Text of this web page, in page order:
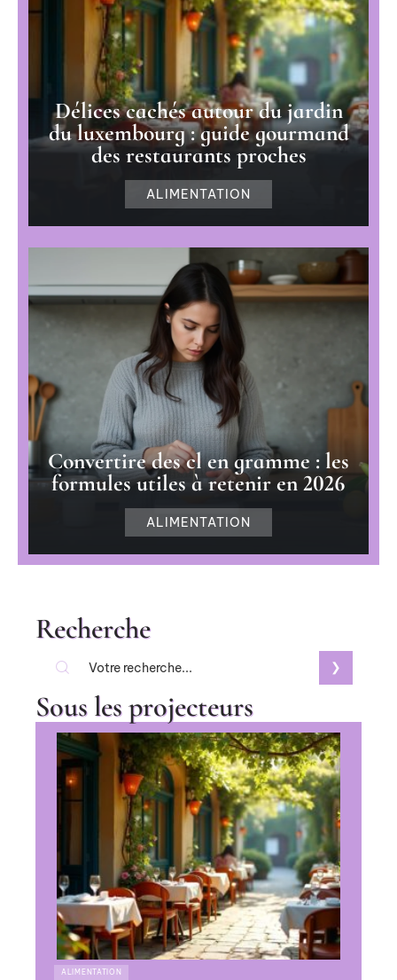
Délices cachés autour du jardin
du luxembourg : guide gourmand
des restaurants proches
ALIMENTATION
Convertire des cl en gramme : les
formules utiles à retenir en 2026
ALIMENTATION
Recherche
Sous les projecteurs
ALIMENTATION